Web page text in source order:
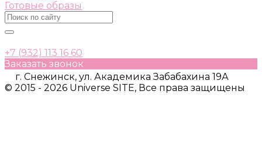
Готовые образы
+7 (932) 113 16 60
Заказать звонок
г. Снежинск, ул. Академика Забабахина 19А
© 2015 - 2026 Universe SITE, Все права защищены